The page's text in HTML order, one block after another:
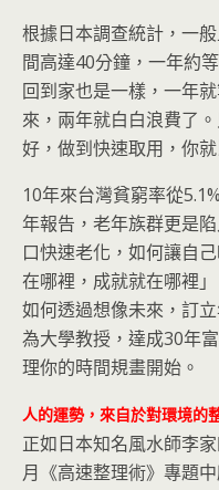
根據日本調查統計，一
間高達40分鐘，一年約
回到家也是一樣，一年
來，兩年就白白浪費了
好，做到快速取用，你
10年來台灣貧窮率從
年報告，老年族群更是
口快速老化，如何讓自
在哪裡，成就就在哪裡
如何透過想像未來，訂
為大學教授，達成30年
理你的時間規畫開始。
人的運勢，來自於對環境的
正如日本知名風水師李
月《高速整理術》專題